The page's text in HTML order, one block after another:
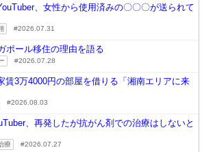
、女性から使用済みの〇〇〇が送られて
2026.07.31
ポール移住の理由を語る
2026.07.28
賃3万4000円の部屋を借りる「湘南エリアに来
2026.08.03
、再発したが抗がん剤での治療はしないと
療 2026.07.27